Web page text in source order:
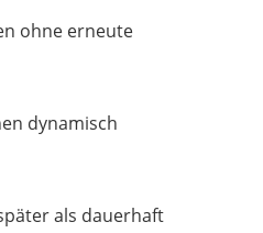
ohne erneute
dynamisch
als dauerhaft